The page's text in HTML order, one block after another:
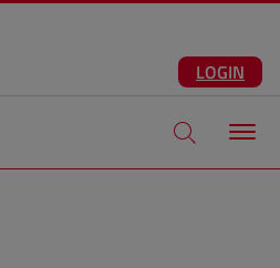
LOGIN
Apri modale